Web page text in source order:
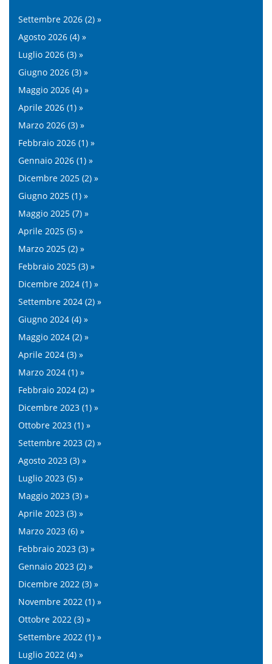
Settembre 2026 (2) »
Agosto 2026 (4) »
Luglio 2026 (3) »
Giugno 2026 (3) »
Maggio 2026 (4) »
Aprile 2026 (1) »
Marzo 2026 (3) »
Febbraio 2026 (1) »
Gennaio 2026 (1) »
Dicembre 2025 (2) »
Giugno 2025 (1) »
Maggio 2025 (7) »
Aprile 2025 (5) »
Marzo 2025 (2) »
Febbraio 2025 (3) »
Dicembre 2024 (1) »
Settembre 2024 (2) »
Giugno 2024 (4) »
Maggio 2024 (2) »
Aprile 2024 (3) »
Marzo 2024 (1) »
Febbraio 2024 (2) »
Dicembre 2023 (1) »
Ottobre 2023 (1) »
Settembre 2023 (2) »
Agosto 2023 (3) »
Luglio 2023 (5) »
Maggio 2023 (3) »
Aprile 2023 (3) »
Marzo 2023 (6) »
Febbraio 2023 (3) »
Gennaio 2023 (2) »
Dicembre 2022 (3) »
Novembre 2022 (1) »
Ottobre 2022 (3) »
Settembre 2022 (1) »
Luglio 2022 (4) »